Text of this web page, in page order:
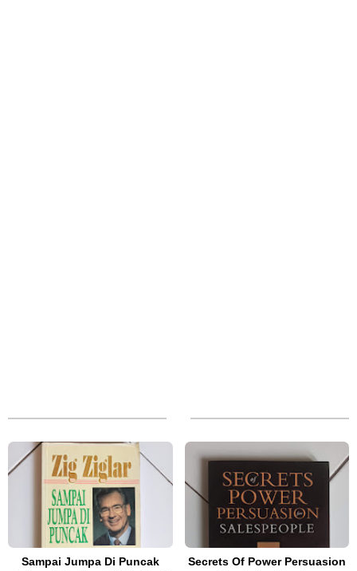
Sampai Jumpa Di Puncak
Secrets Of Power Persuasion